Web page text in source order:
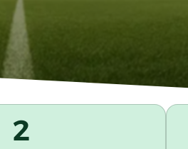
2